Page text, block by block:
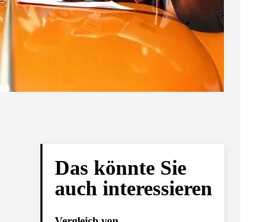
Das könnte Sie
auch interessieren